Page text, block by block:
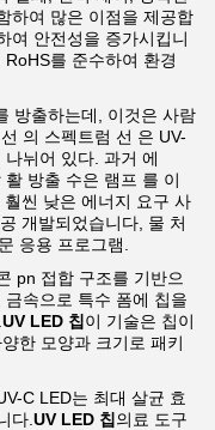
하여 많은 이점을 제공합
여 안전성을 증가시킵니
를 준수하여 환경
방출하는데, 이것은 사람
의 스펙트럼 선 은 UV-
뉘어 있다. 과거 에
방출 수은 램프 를 이
씬 낮은 에너지 요구 사
개발되었습니다, 물 처
응용 프로그램.
pn 접합 구조를 기반으
속으로 특수 폼에 칩을
UV LED 칩이 기술은 칩이
한 모양과 크기로 패키
C LED는 최대 살균 효
다. UV LED 칩의료 도구